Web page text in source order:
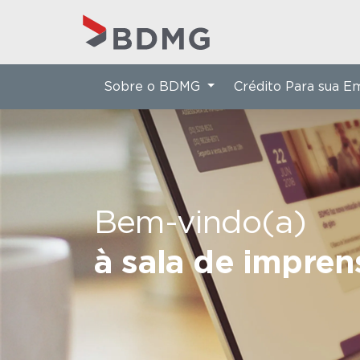
Bem-vindo(a)
à sala de
Sobre o BDMG Crédito Para sua